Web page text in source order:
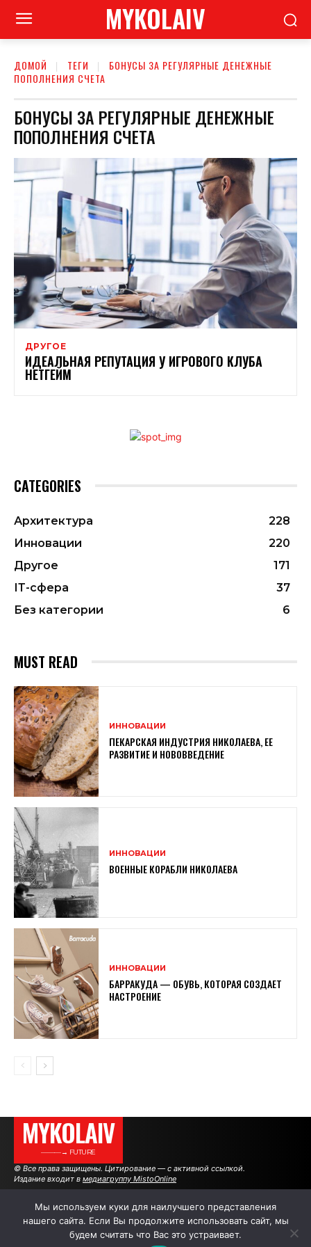
MYKOLAIV
ДОМОЙ ТЕГИ
БОНУСЫ ЗА РЕГУЛЯРНЫЕ ДЕНЕЖНЫЕ
ПОПОЛНЕНИЯ СЧЕТА
БОНУСЫ ЗА РЕГУЛЯРНЫЕ ДЕНЕЖНЫЕ
ПОПОЛНЕНИЯ СЧЕТА
ДРУГОЕ
ИДЕАЛЬНАЯ РЕПУТАЦИЯ У ИГРОВОГО КЛУБА
НЕТГЕЙМ
CATEGORIES
Архитектура
228
Инновации
220
Другое
171
ІТ-сфера
37
Без категории
6
MUST READ
ИННОВАЦИИ
ПЕКАРСКАЯ ИНДУСТРИЯ НИКОЛАЕВА, ЕЕ
РАЗВИТИЕ И НОВОВВЕДЕНИЕ
ИННОВАЦИИ
ВОЕННЫЕ КОРАБЛИ НИКОЛАЕВА
ИННОВАЦИИ
БАРРАКУДА — ОБУВЬ, КОТОРАЯ СОЗДАЕТ
НАСТРОЕНИЕ
MYKOLAIV
———→ FUTURE
© Все права защищены. Цитирование — с активной ссылкой.
Издание входит в медиагруппу MistoOnline
АВТОРЫ РЕКЛАМА НА САЙТЕ
Мы используем куки для наилучшего представления
нашего сайта. Если Вы продолжите использовать сайт, мы
будем считать что Вас это устраивает.